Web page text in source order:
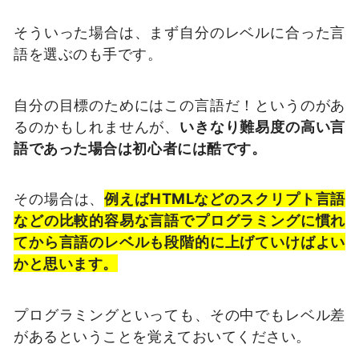
そういった場合は、まず自分のレベルに合った言
語を選ぶのも手です。
自分の目標のためにはこの言語だ！というのがあ
るのかもしれませんが、 いきなり難易度の高い言
語であった場合は初心者には酷です。
その場合は、例えばHTMLなどのスクリプト言語
などの比較的容易な言語でプログラミングに慣れ
てから言語のレベルも段階的に上げていけばよい
かと思います。
プログラミングといっても、その中でもレベル差
があるということを覚えておいてください。